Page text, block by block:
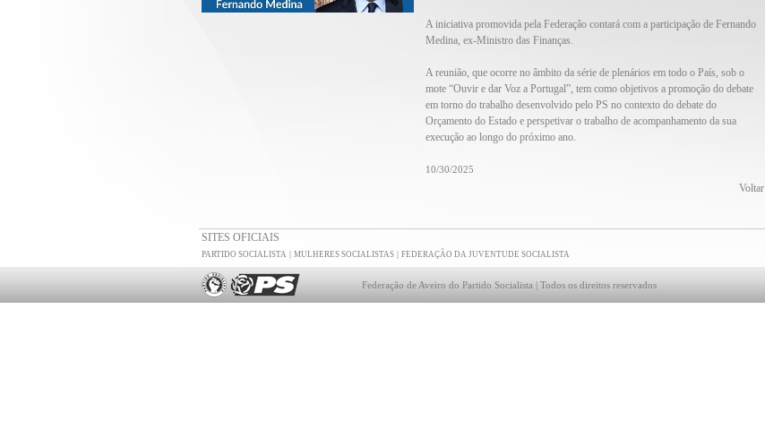
A iniciativa promovida pela Federação contará com a participação de Fernando
Medina, ex-Ministro das Finanças.
A reunião, que ocorre no âmbito da série de plenários em todo o País, sob o
mote “Ouvir e dar Voz a Portugal”, tem como objetivos a promoção do debate
em torno do trabalho desenvolvido pelo PS no contexto do debate do
Orçamento do Estado e perspetivar o trabalho de acompanhamento da sua
execução ao longo do próximo ano.
10/30/2025
Voltar
SITES OFICIAIS
PARTIDO SOCIALISTA | MULHERES SOCIALISTAS | FEDERAÇÃO DA JUVENTUDE SOCIALISTA
Federação de Aveiro do Partido Socialista | Todos os direitos reservados